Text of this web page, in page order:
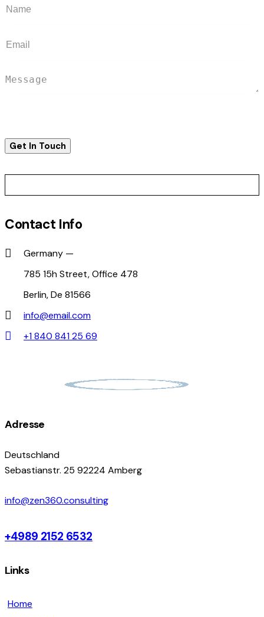
Contact Info
Germany —
785 15h Street, Office 478
Berlin, De 81566
info@email.com
+1 840 841 25 69
Adresse
Deutschland
Sebastianstr. 25 92224 Amberg
info@zen360.consulting
+4989 2152 6532
Links
Home